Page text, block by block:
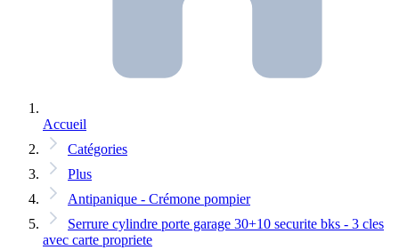
Accueil
Catégories
Plus
Antipanique - Crémone pompier
Serrure cylindre porte garage 30+10 securite bks - 3 cles
avec carte propriete